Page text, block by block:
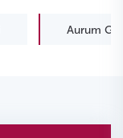
Aurum